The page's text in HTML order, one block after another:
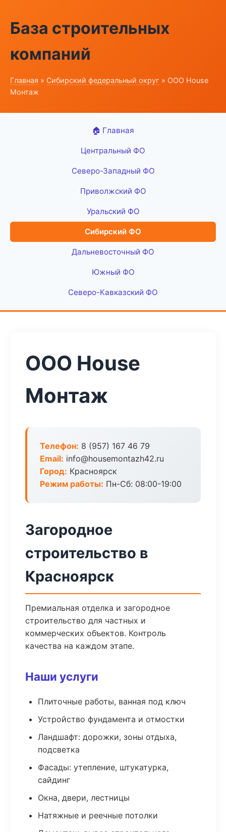
База строительных
компаний
Главная » Сибирский федеральный округ » ООО House
Монтаж
🏠 Главная
Центральный ФО
Северо-Западный ФО
Приволжский ФО
Уральский ФО
Сибирский ФО
Дальневосточный ФО
Южный ФО
Северо-Кавказский ФО
ООО House
Монтаж
Телефон: 8 (957) 167 46 79
Email: info@housemontazh42.ru
Город: Красноярск
Режим работы: Пн-Сб: 08:00-19:00
Загородное
строительство в
Красноярск
Премиальная отделка и загородное
строительство для частных и
коммерческих объектов. Контроль
качества на каждом этапе.
Наши услуги
Плиточные работы, ванная под ключ
Устройство фундамента и отмостки
Ландшафт: дорожки, зоны отдыха,
подсветка
Фасады: утепление, штукатурка,
сайдинг
Окна, двери, лестницы
Натяжные и реечные потолки